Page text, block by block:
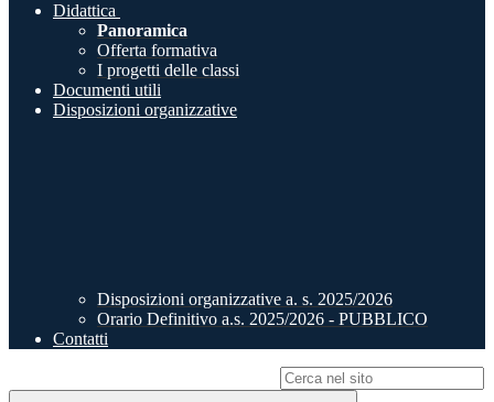
Didattica
Panoramica
Offerta formativa
I progetti delle classi
Documenti utili
Disposizioni organizzative
Disposizioni organizzative a. s. 2025/2026
Orario Definitivo a.s. 2025/2026 - PUBBLICO
Contatti